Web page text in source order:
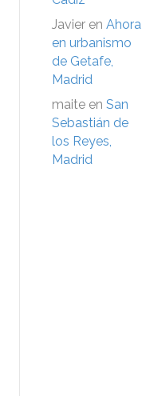
Javier en Ahora
en urbanismo
de Getafe,
Madrid
maite en San
Sebastián de
los Reyes,
Madrid